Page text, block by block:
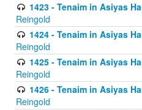
1423 - Tenaim in Asiyas
Reingold
1424 - Tenaim in Asiyas
Reingold
1425 - Tenaim in Asiyas
Reingold
1426 - Tenaim in Asiyas
Reingold